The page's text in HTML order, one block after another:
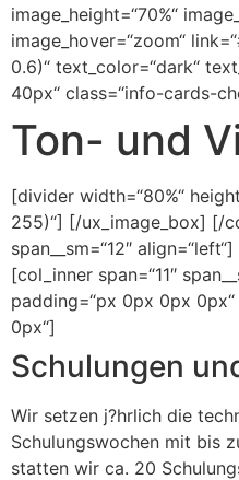
image_height=“70%“
image_hover=“zoom“
0.6)“ text_color=“dark“
40px“ class=“info-cards-
Ton- und
[divider width=“80%“
255)“] [/ux_image_box] [/
span__sm=“12″
[col_inner span=“11″
padding=“px 0px 0px
0px“]
Schulungen
Wir setzen j?hrlich die
Schulungswochen mit bis
statten wir ca. 20